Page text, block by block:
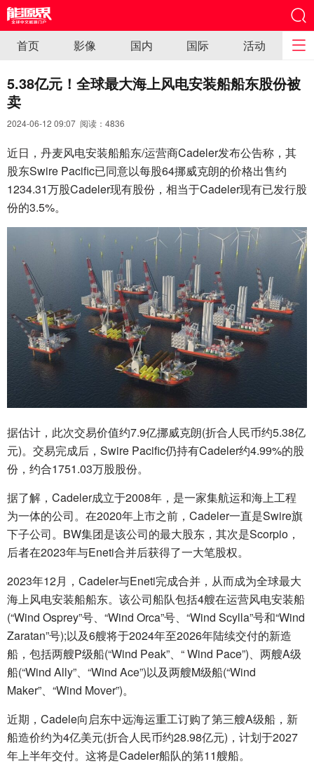
首页 影像 国内 国际 活动
5.38亿元！全球最大海上风电安装船船东股份被
卖
2024-06-12 09:07 阅读： 4836
近日，丹麦风电安装船船东/运营商Cadeler发布公告称，其
股东Swire Pacific已同意以每股64挪威克朗的价格出售约
1234.31万股Cadeler现有股份，相当于Cadeler现有已发行股
份的3.5%。
据估计，此次交易价值约7.9亿挪威克朗(折合人民币约5.38亿
元)。交易完成后，Swire Pacific仍持有Cadeler约4.99%的股
份，约合1751.03万股股份。
据了解，Cadeler成立于2008年，是一家集航运和海上工程
为一体的公司。在2020年上市之前，Cadeler一直是Swire旗
下子公司。BW集团是该公司的最大股东，其次是Scorpio，
后者在2023年与Eneti合并后获得了一大笔股权。
2023年12月，Cadeler与Eneti完成合并，从而成为全球最大
海上风电安装船船东。该公司船队包括4艘在运营风电安装船
(“Wind Osprey”号、“Wind Orca”号、“Wind Scylla”号和“Wind
Zaratan”号);以及6艘将于2024年至2026年陆续交付的新造
船，包括两艘P级船(“Wind Peak”、“ Wind Pace”)、两艘A级
船(“Wind Ally”、“Wind Ace”)以及两艘M级船(“Wind
Maker”、“Wind Mover”)。
近期，Cadele向启东中远海运重工订购了第三艘A级船，新
船造价约为4亿美元(折合人民币约28.98亿元)，计划于2027
年上半年交付。这将是Cadeler船队的第11艘船。